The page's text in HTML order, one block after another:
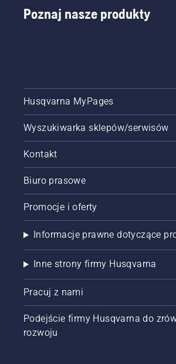
Poznaj nasze produkty
Husqvarna MyPages
Wyszukiwarka sklepów/serwisów
Kontakt
Biuro prasowe
Promocje i oferty
Informacje prawne dotyczące
Inne strony firmy Husqvarna
Pracuj z nami
Podejście firmy Husqvarna do
rozwoju